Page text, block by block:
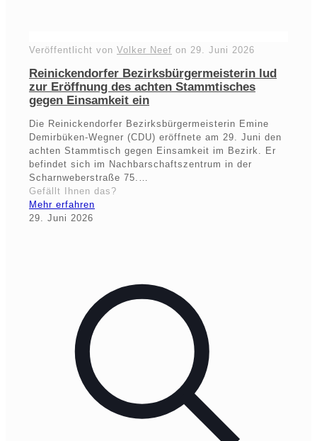
Veröffentlicht von Volker Neef on 29. Juni 2026
Reinickendorfer Bezirksbürgermeisterin lud
zur Eröffnung des achten Stammtisches
gegen Einsamkeit ein
Die Reinickendorfer Bezirksbürgermeisterin Emine
Demirbüken-Wegner (CDU) eröffnete am 29. Juni den
achten Stammtisch gegen Einsamkeit im Bezirk. Er
befindet sich im Nachbarschaftszentrum in der
Scharnweberstraße 75.…
Gefällt Ihnen das?
Mehr erfahren
29. Juni 2026